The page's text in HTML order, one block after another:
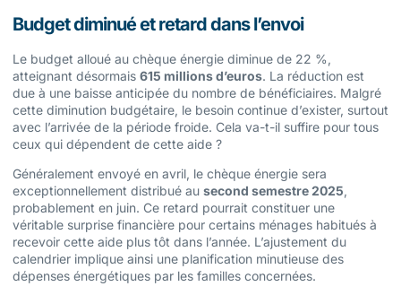
Budget diminué et retard dans l’envoi
Le budget alloué au chèque énergie diminue de 22 %,
atteignant désormais 615 millions d’euros. La réduction est
due à une baisse anticipée du nombre de bénéficiaires. Malgré
cette diminution budgétaire, le besoin continue d’exister, surtout
avec l’arrivée de la période froide. Cela va-t-il suffire pour tous
ceux qui dépendent de cette aide ?
Généralement envoyé en avril, le chèque énergie sera
exceptionnellement distribué au second semestre 2025,
probablement en juin. Ce retard pourrait constituer une
véritable surprise financière pour certains ménages habitués à
recevoir cette aide plus tôt dans l’année. L’ajustement du
calendrier implique ainsi une planification minutieuse des
dépenses énergétiques par les familles concernées.